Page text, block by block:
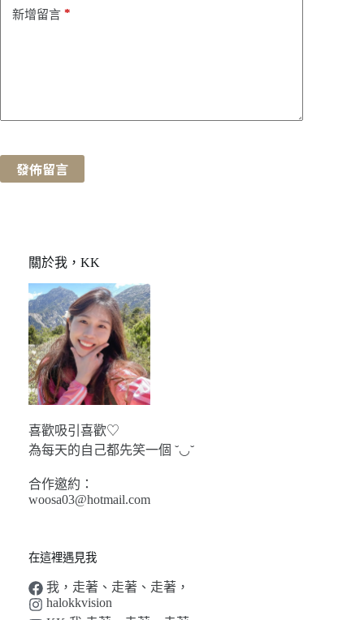
新增留言 *
發佈留言
關於我，KK
喜歡吸引喜歡♡
為每天的自己都先笑一個 ˘◡˘
合作邀約：
woosa03@hotmail.com
在這裡遇見我
我，走著、走著、走著，
halokkvision